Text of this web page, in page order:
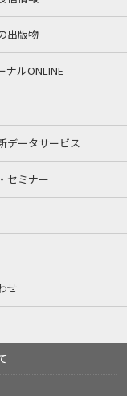
出版物
ナルONLINE
データサービス
セミナー
せ